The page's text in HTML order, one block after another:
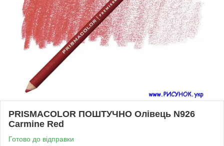
PRISMACOLOR ПОШТУЧНО Олівець N926
Carmine Red
Готово до відправки